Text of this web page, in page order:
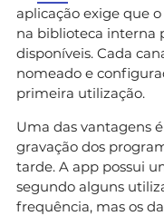
aplicação exige que
na biblioteca interna
disponíveis. Cada
nomeado e
primeira utilização.
Uma das vantagens
gravação dos
tarde. A app possui
segundo alguns
frequência, mas os